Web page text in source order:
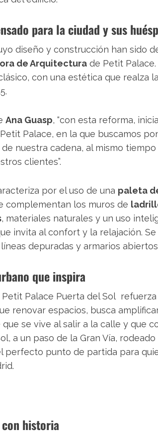
para la ciudad y sus
diseño y construcción han sido
de Arquitectura de Petit
con una estética que realza
Ana Guasp, “con esta reforma,
Palace, en la que buscamos
nuestra cadena, al mismo
clientes”.
por el uso de una paleta
complementan los muros de
, materiales naturales y un uso
invita al confort y la relajación.
depuradas y armarios
que inspira
Palace Puerta del Sol
renovar espacios, busca
se vive al salir a la calle y que
a un paso de la Gran Vía,
perfecto punto de partida para
historia